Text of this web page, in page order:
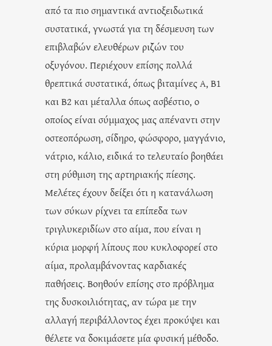
από τα πιο σημαντικά αντιοξειδωτικά
συστατικά, γνωστά για τη δέσμευση των
επιβλαβών ελευθέρων ριζών του
οξυγόνου. Περιέχουν επίσης πολλά
θρεπτικά συστατικά, όπως βιταμίνες Α, Β1
και Β2 και μέταλλα όπως ασβέστιο, ο
οποίος είναι σύμμαχος μας απέναντι στην
οστεοπόρωση, σίδηρο, φώσφορο, μαγγάνιο,
νάτριο, κάλιο, ειδικά το τελευταίο βοηθάει
στη ρύθμιση της αρτηριακής πίεσης.
Μελέτες έχουν δείξει ότι η κατανάλωση
των σύκων ρίχνει τα επίπεδα των
τριγλυκεριδίων στο αίμα, που είναι η
κύρια μορφή λίπους που κυκλοφορεί στο
αίμα, προλαμβάνοντας καρδιακές
παθήσεις. Βοηθούν επίσης στο πρόβλημα
της δυσκοιλιότητας, αν τώρα με την
αλλαγή περιβάλλοντος έχει προκύψει και
θέλετε να δοκιμάσετε μία φυσική μέθοδο.